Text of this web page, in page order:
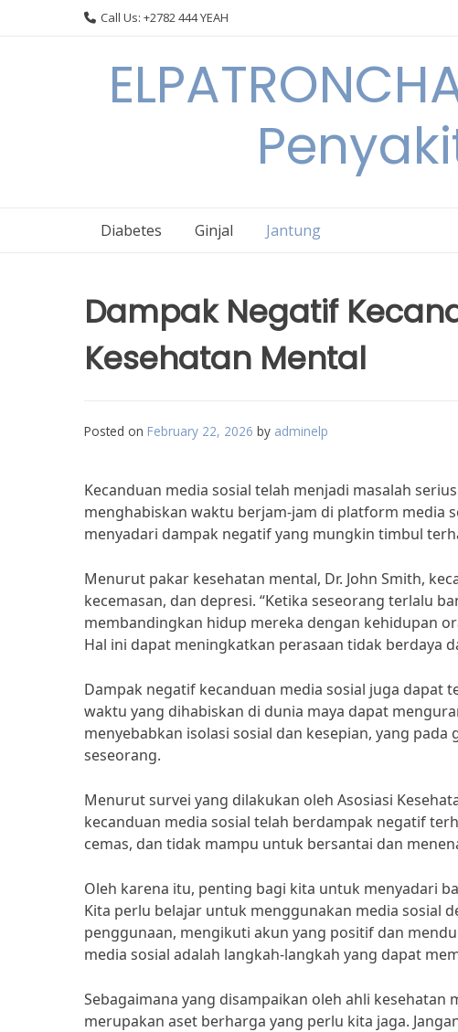
Call Us: +2782 444 YEAH
Diabetes Ginjal Jantung
Dampak Negatif
Kesehatan Mental
Posted on February 22, 2026 by adminelp
Kecanduan media sosial telah menjadi masalah
menghabiskan waktu berjam-jam di platform media
menyadari dampak negatif yang mungkin timbul
Menurut pakar kesehatan mental, Dr. John Smith,
kecemasan, dan depresi. “Ketika seseorang terlalu
membandingkan hidup mereka dengan kehidupan
Hal ini dapat meningkatkan perasaan tidak berdaya
Dampak negatif kecanduan media sosial juga dapat
waktu yang dihabiskan di dunia maya dapat
menyebabkan isolasi sosial dan kesepian, yang
seseorang.
Menurut survei yang dilakukan oleh Asosiasi
kecanduan media sosial telah berdampak negatif
cemas, dan tidak mampu untuk bersantai dan
Oleh karena itu, penting bagi kita untuk menyadari
Kita perlu belajar untuk menggunakan media sosial
penggunaan, mengikuti akun yang positif dan
media sosial adalah langkah-langkah yang dapat
Sebagaimana yang disampaikan oleh ahli kesehatan
merupakan aset berharga yang perlu kita jaga.